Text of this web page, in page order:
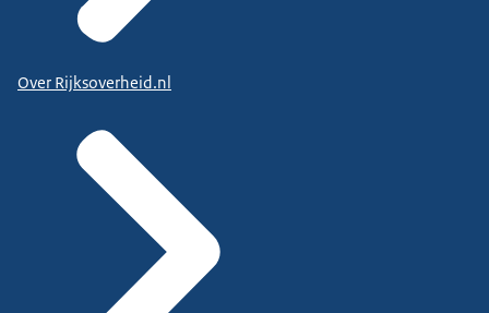
Over Rijksoverheid.nl